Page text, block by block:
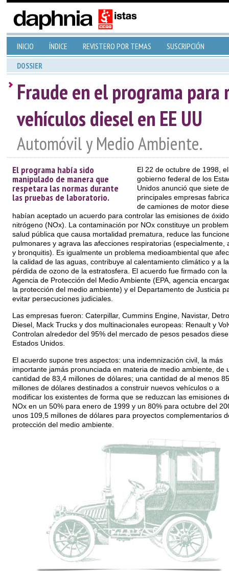
INICIO ÍNDICE REVISTERO POR TEMAS SUSCRIPCIÓN
DOSSIER
Fraude en el programa
vehículos diesel en EE UU
Automóvil y Medio Ambiente.
El programa había sido
manipulado de manera que
respetara las normas durante
las pruebas de laboratorio.
El 22 de octubre de 1998, el
gobierno federal de los
Unidos anunció que siete
principales empresas
de camiones de motor
habían aceptado un acuerdo para controlar las emisiones de
nitrógeno (NOx). La contaminación por NOx constituye un
salud pública que causa mortalidad prematura, reduce las
pulmonares y agrava las afecciones respiratorias (especialmente,
y bronquitis). Es igualmente un problema medioambiental que
la calidad de las aguas, contribuye al calentamiento climático y a la
pérdida de ozono de la estratosfera. El acuerdo fue firmado con la
Agencia de Protección del Medio Ambiente (EPA, agencia
la protección del medio ambiente) y el Departamento de Justicia
evitar persecuciones judiciales.
Las empresas fueron: Caterpillar, Cummins Engine, Navistar,
Diesel, Mack Trucks y dos multinacionales europeas: Renault y
Controlan alrededor del 95% del mercado de pesos pesados
Estados Unidos.
El acuerdo supone tres aspectos: una indemnización civil, la más
importante jamás pronunciada en materia de medio ambiente, de
cantidad de 83,4 millones de dólares; una cantidad de al menos
millones de dólares destinados a construir nuevos vehículos o a
modificar los existentes de forma que se reduzcan las emisiones
NOx en un 50% para enero de 1999 y un 80% para octubre del
unos 109,5 millones de dólares para proyectos complementarios
protección del medio ambiente.